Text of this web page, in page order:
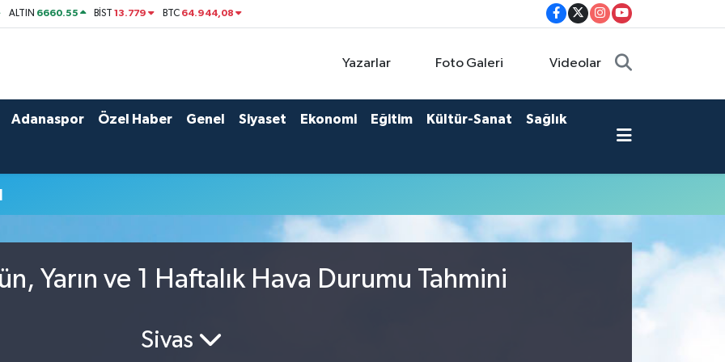
ALTIN 6660.55 BİST13.779 BTC 64.944,08
Yazarlar Foto Galeri Videolar
Adanaspor Özel Haber Genel Siyaset Ekonomi Eğitim Kültür-Sanat Sağlık
Yarın ve 1 Haftalık Hava Durumu Tahmini
Sivas